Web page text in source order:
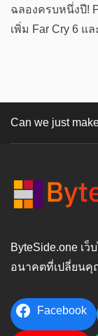
ฉลองครบหนึ่งปี!
เพิ่ม Far Cry 6 แ
Can we just
ByteSide.one เ
อนาคตที่เปลี่ยน
Facebook